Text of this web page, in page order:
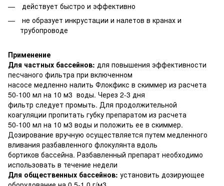
действует быстро и эффективно
нe образует инкрустации и налетов в кранах и
трубопроводе
Применение
Для частных бассейнов: для повышения эффективности
песчаного фильтра при включенном
насосе медленно налить Флокфикс в скиммер из расчета
50-100 мл на 10 м3 воды. Через 2-3 дня
фильтр следует промыть. Для продолжительной
коагуляции пропитать губку препаратом из расчета
50-100 мл на 10 м3 воды и положить ее в скиммер.
Дозирование вручную осуществляется путем медленного
вливания разбавленного флокулянта вдоль
бортиков бассейна. Разбавленный препарат необходимо
использовать в течение недели
Для общественных бассейнов: установить дозирующее